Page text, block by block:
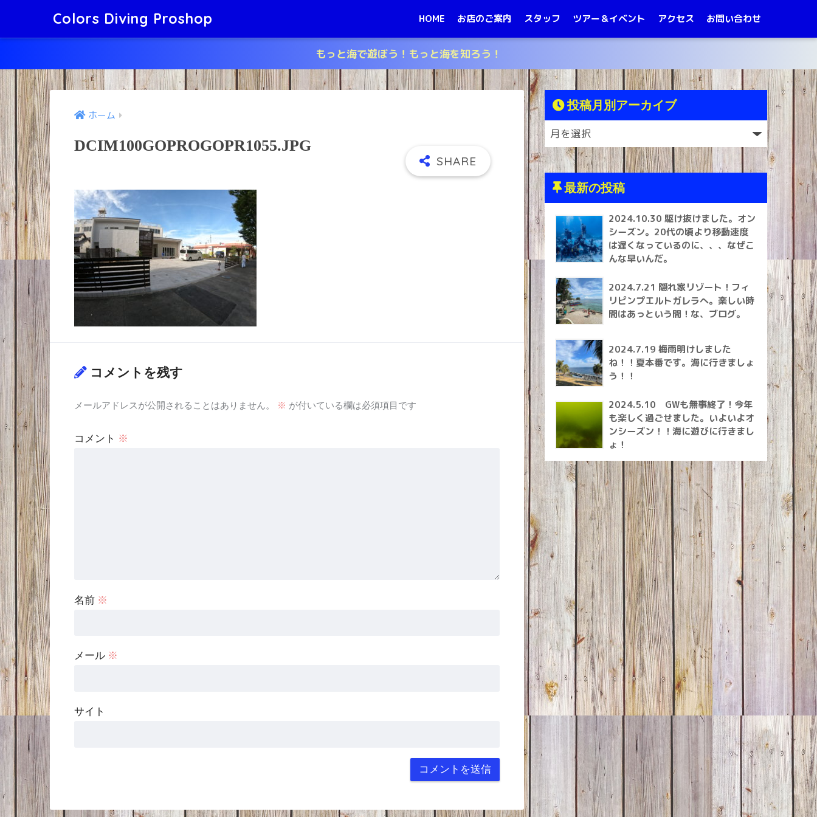
Colors Diving Proshop HOME お店のご案内 スタッフ ツアー＆イベント アクセス お問い合わせ
もっと海で遊ぼう！もっと海を知ろう！
ホーム
DCIM100GOPROGOPR1055.JPG
コメントを残す
メールアドレスが公開されることはありません。 ※ が付いている欄は必須項目です
コメント ※
名前 ※
メール ※
サイト
投稿月別アーカイブ
最新の投稿
2024.10.30 駆け抜けました。オン
シーズン。20代の頃より移動速度
は遅くなっているのに、、、なぜこ
んな早いんだ。
2024.7.21 隠れ家リゾート！フィ
リピンプエルトガレラへ。楽しい時
間はあっという間！な、ブログ。
2024.7.19 梅雨明けしました
ね！！夏本番です。海に行きましょ
う！！
2024.5.10 GWも無事終了！今年
も楽しく過ごせました。いよいよオ
ンシーズン！！海に遊びに行きまし
ょ！